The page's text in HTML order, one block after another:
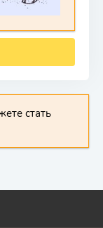
стать